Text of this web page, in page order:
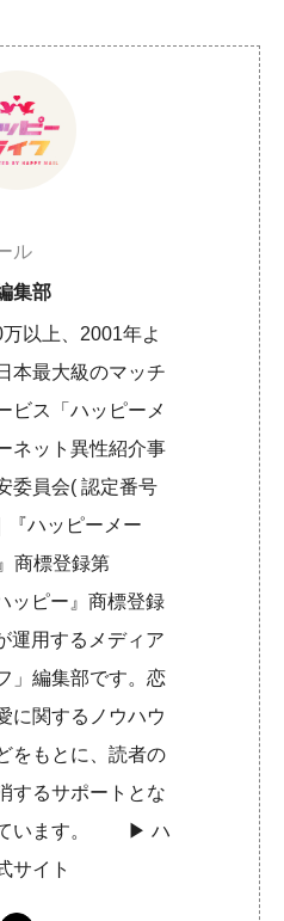
ル
集部
以上、2001年よ
本最大級のマッチ
ビス「ハッピーメ
ネット異性紹介事
委員会( 認定番号
『ハッピーメー
商標登録第
ッピー』商標登録
運用するメディア
」編集部です。恋
に関するノウハウ
をもとに、読者の
するサポートとな
ています。 ▶︎ハ
サイト